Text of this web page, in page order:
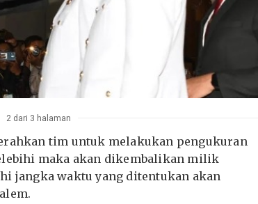
2 dari 3 halaman
tim untuk melakukan pengukuran
maka akan dikembalikan milik
jangka waktu yang ditentukan akan